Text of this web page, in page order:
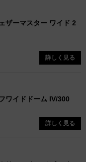
ザーマスター ワイド 2
詳しく見る
ワイドドーム IV/300
詳しく見る